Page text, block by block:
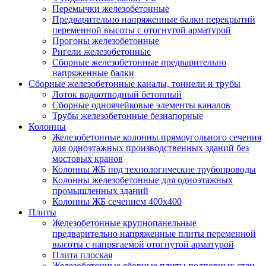
Перемычки железобетонные
Предварительно напряженные балки перекрытий
переменной высоты с отогнутой арматурой
Прогоны железобетонные
Ригели железобетонные
Сборные железобетонные предварительно
напряженные балки
Сборные железобетонные каналы, тоннели и трубы
Лоток водоотводный бетонный
Сборные одноячейковые элементы каналов
Трубы железобетонные безнапорные
Колонны
Железобетонные колонны прямоугольного сечения
для одноэтажных производственных зданий без
мостовых кранов
Колонны ЖБ под технологические трубопроводы
Колонны железобетонные для одноэтажных
промышленных зданий
Колонны ЖБ сечением 400х400
Плиты
Железобетонные крупнопанельные
предварительно напряженные плиты переменной
высоты с напрягаемой отогнутой арматурой
Плита плоская